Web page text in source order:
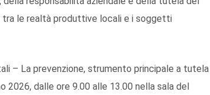
le realtà produttive locali e i soggetti
– La prevenzione, strumento principale a tutela
2026, dalle ore 9.00 alle 13.00 nella sala del